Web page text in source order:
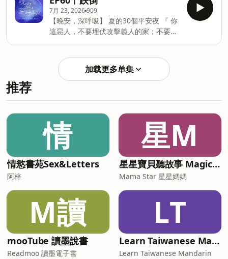
最新更新資訊，歡迎來拜訪我們： 旌旗
FB：https://www.facebook.com/TCBCH
這個節目，請《訂閱/關注》，並請在
iTunes中給予我們五顆星⭐⭐⭐⭐⭐的評價
🌺歡迎您分享這個節目給親友們，讓更多
FB：https://www.facebook.com/TCBCH
旌旗IG：https://www.i
24:17-18 🎶免費收聽平台
Android▶SoundOn：
https://sndn.link/banner99 iOS
▶Apple Podcast：
https://apple.co/30vqfVq 📡 上架更新：
我們將在每週一到每週五，晚間九點固定
更新，邀請您一起領受祝福。 📌若您喜歡
這個節目，請《訂閱/關注》，並請在
🌺歡迎您分享這個節目給親友們，讓更多
人聽見這個節目，並因此得到幫助喔！ 🔔
最新更新資訊，歡迎來拜訪我們： 旌旗
FB：https://www.facebook.com/TCBCH
旌旗IG
7月 23, 2026909
【晚安，深呼吸】 夏的30個平安夜 『 你
這惡人，不要埋伏攻擊義人的家；不要毀
24:15-16 🎶免費收聽平台
Android▶SoundOn：
我們將在每週一到每週五，晚間九點固定
更新，邀請您一起領受祝福。 📌若您喜歡
這個節目，請《訂閱/關注》，並請在
iTunes中給予我們五顆星⭐⭐⭐⭐⭐的評價
🌺歡迎您分享這個節目給親友們，讓更多
人聽見這個節目，並因此得到幫助喔！ 🔔
最新更新資訊，歡迎來拜訪我們： 旌旗
FB：https://www.facebook.com/TCBCH
旌旗IG：h
加载更多单集
推荐
情
情慾書苑Sex&Letters
阿梓
星M
星星寶貝聽故事 Magic Chinese Stories for Kids
Mama Star 星星媽媽
M讀
mooTube 讀墨說書
Readmoo 讀墨電子書
LT
Learn Taiwanese Mandarin
Learn Taiwanese Mandarin